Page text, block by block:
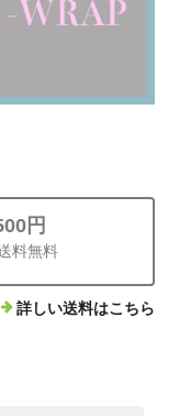
円
料無料
詳しい送料はこちら